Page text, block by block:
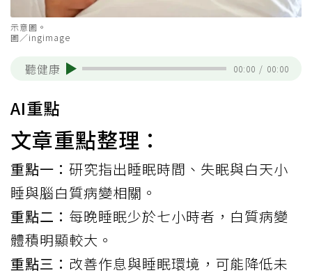
示意圖。
圖／ingimage
聽健康 00:00 / 00:00
AI重點
文章重點整理：
重點一： 研究指出睡眠時間、失眠與白天小
睡與腦白質病變相關。
重點二： 每晚睡眠少於七小時者，白質病變
體積明顯較大。
重點三： 改善作息與睡眠環境，可能降低未